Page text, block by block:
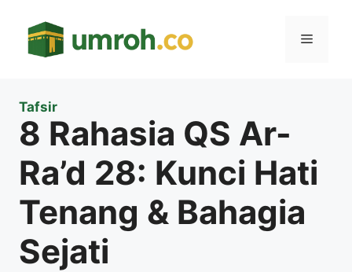
Menu
Tafsir
8 Rahasia QS Ar-
Ra’d 28: Kunci Hati
Tenang & Bahagia
Sejati